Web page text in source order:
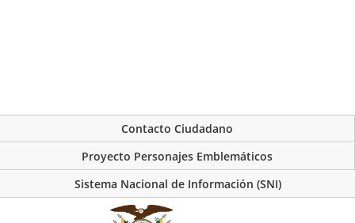
Contacto Ciudadano
Proyecto Personajes Emblemáticos
Sistema Nacional de Información (SNI)